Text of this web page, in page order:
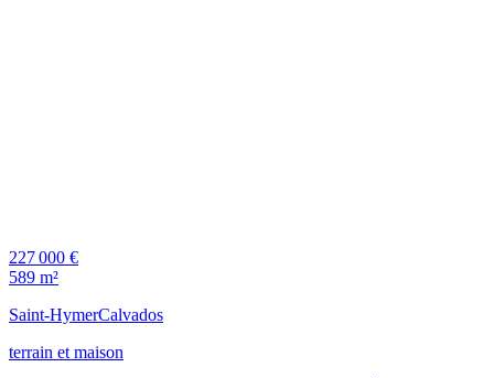
227 000 €
589 m²
Saint-HymerCalvados
terrain et maison